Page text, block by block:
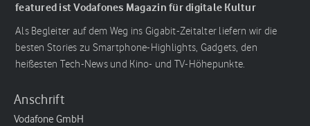
featured ist Vodafones Magazin für digitale Kultur
Als Begleiter auf dem Weg ins Gigabit-Zeitalter liefern wir die
besten Stories zu Smartphone-Highlights, Gadgets, den
heißesten Tech-News und Kino- und TV-Höhepunkte.
Anschrift
Vodafone GmbH